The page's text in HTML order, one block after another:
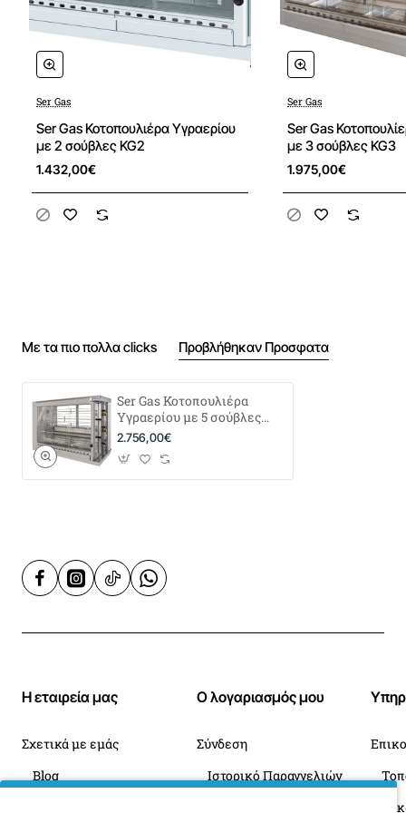
Ser Gas
Ser Gas Κοτοπουλιέρα Υγραερίου
με 2 σούβλες KG2
1.432,00€
Ser Gas
Ser Gas
με 3 σούβλες KG3
1.975,00€
Με τα πιο πολλα clicks Προβλήθηκαν Προσφατα
Ser Gas Κοτοπουλιέρα
Υγραερίου με 5 σούβλες
KG5
2.756,00€
Η εταιρεία μας
Σχετικά με εμάς
Blog
Ο λογαριασμός μου
Σύνδεση
Ιστορικό Παραγγελιών